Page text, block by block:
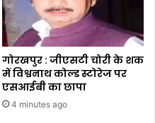
गोरखपुर : जीएसटी चोरी के शक
में विश्वनाथ कोल्ड स्टोरेज पर
एसआईबी का छापा
4 minutes ago